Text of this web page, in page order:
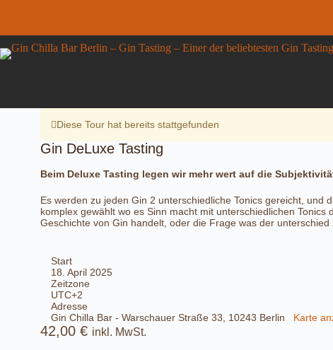
Menge
Diese Tour hat bereits stattgefunden
Gin DeLuxe Tasting
Beim Deluxe Tasting legen wir mehr wert auf die
Es werden zu jeden Gin 2 unterschiedliche Tonics gereicht,
komplex gewählt wo es Sinn macht mit unterschiedlichen
Geschichte von Gin handelt, oder die Frage was der unterschied
Start
18. April 2025
Zeitzone
UTC+2
Adresse
Gin Chilla Bar - Warschauer Straße 33, 10243 Berlin Karte
42,00 € inkl. MwSt.